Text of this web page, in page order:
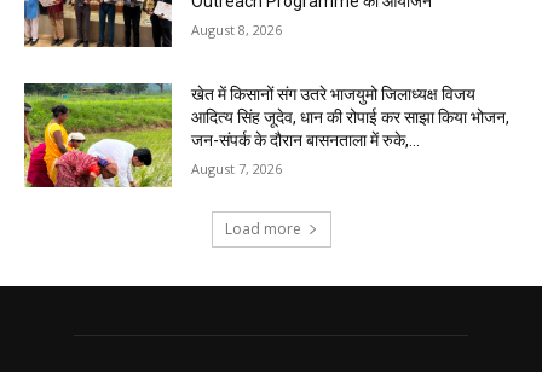
August 8, 2026
खेत में किसानों संग उतरे भाजयुमो जिलाध्यक्ष विजय
आदित्य सिंह जूदेव, धान की रोपाई कर साझा किया भोजन,
जन-संपर्क के दौरान बासनताला में रुके,...
August 7, 2026
Load more